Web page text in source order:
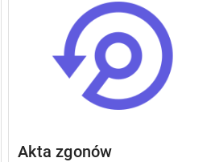
Akta zgonów